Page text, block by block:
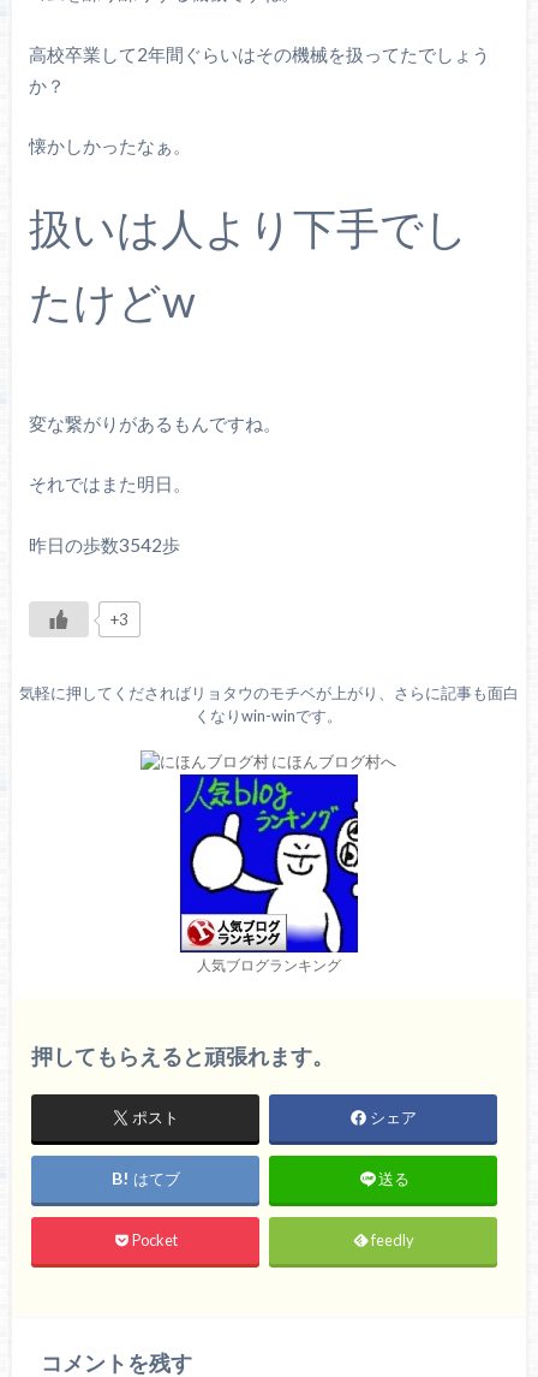
高校卒業して2年間ぐらいはその機械を扱ってたでしょう
か？
懐かしかったなぁ。
扱いは人より下手でし
たけどw
変な繋がりがあるもんですね。
それではまた明日。
昨日の歩数3542歩
+3
気軽に押してくださればリョタウのモチベが上がり、さらに記事も面白
くなりwin-winです。
人気ブログランキング
押してもらえると頑張れます。
ポスト シェア
はてブ 送る
Pocket feedly
コメントを残す